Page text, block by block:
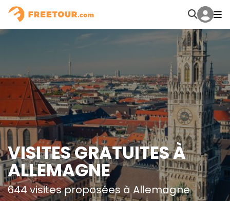
VISITES GRATUITES À
ALLEMAGNE
644 visites proposées à Allemagne